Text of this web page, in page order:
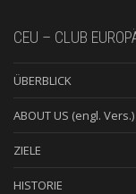
CEU – CLUB
ÜBERBLICK
ABOUT US (engl. Vers.)
ZIELE
HISTORIE